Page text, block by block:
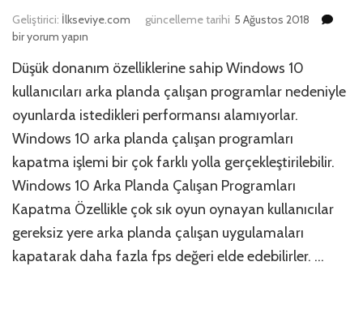
Geliştirici: İlkseviye.com güncelleme tarihi 5 Ağustos 2018
bir yorum yapın
Düşük donanım özelliklerine sahip Windows 10
kullanıcıları arka planda çalışan programlar nedeniyle
oyunlarda istedikleri performansı alamıyorlar.
Windows 10 arka planda çalışan programları
kapatma işlemi bir çok farklı yolla gerçekleştirilebilir.
Windows 10 Arka Planda Çalışan Programları
Kapatma Özellikle çok sık oyun oynayan kullanıcılar
gereksiz yere arka planda çalışan uygulamaları
kapatarak daha fazla fps değeri elde edebilirler. …